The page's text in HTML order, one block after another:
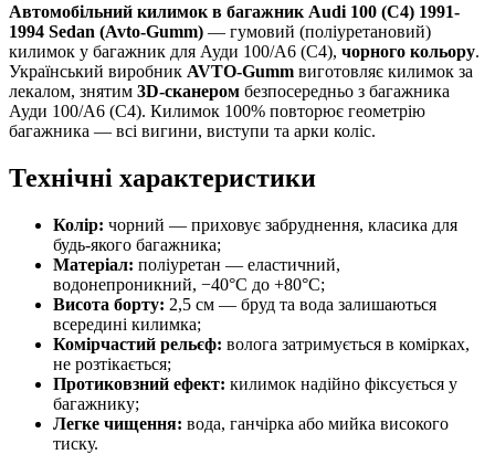
Автомобільний килимок в багажник Audi 100 (C4) 1991-
1994 Sedan (Avto-Gumm) — гумовий (поліуретановий)
килимок у багажник для Ауди 100/А6 (С4), чорного кольору.
Український виробник AVTO-Gumm виготовляє килимок за
лекалом, знятим 3D-сканером безпосередньо з багажника
Ауди 100/А6 (С4). Килимок 100% повторює геометрію
багажника — всі вигини, виступи та арки коліс.
Технічні характеристики
Колір: чорний — приховує забруднення, класика для
будь-якого багажника;
Матеріал: поліуретан — еластичний,
водонепроникний, −40°C до +80°C;
Висота борту: 2,5 см — бруд та вода залишаються
всередині килимка;
Комірчастий рельєф: волога затримується в комірках,
не розтікається;
Протиковзний ефект: килимок надійно фіксується у
багажнику;
Легке чищення: вода, ганчірка або мийка високого
тиску.